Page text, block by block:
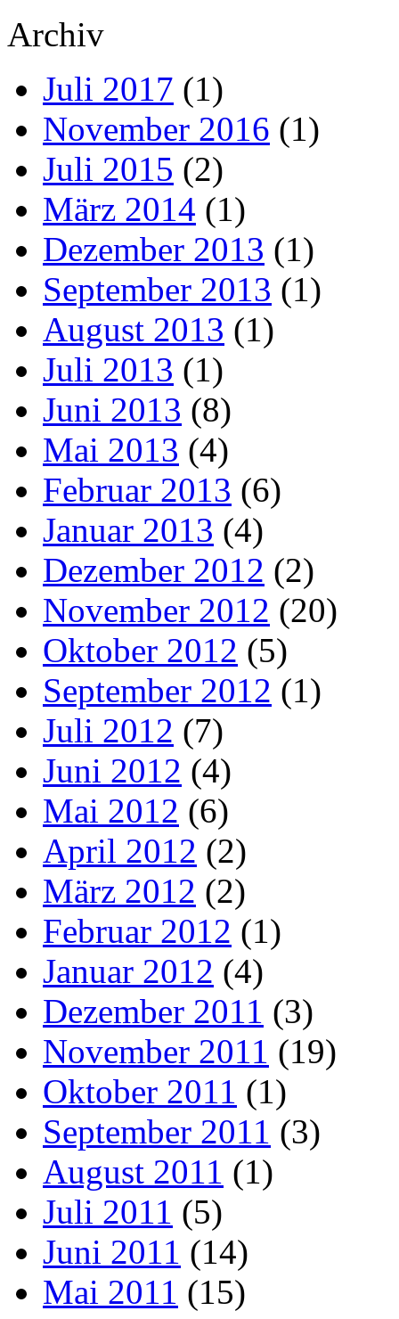
Archiv
Juli 2017 (1)
November 2016 (1)
Juli 2015 (2)
März 2014 (1)
Dezember 2013 (1)
September 2013 (1)
August 2013 (1)
Juli 2013 (1)
Juni 2013 (8)
Mai 2013 (4)
Februar 2013 (6)
Januar 2013 (4)
Dezember 2012 (2)
November 2012 (20)
Oktober 2012 (5)
September 2012 (1)
Juli 2012 (7)
Juni 2012 (4)
Mai 2012 (6)
April 2012 (2)
März 2012 (2)
Februar 2012 (1)
Januar 2012 (4)
Dezember 2011 (3)
November 2011 (19)
Oktober 2011 (1)
September 2011 (3)
August 2011 (1)
Juli 2011 (5)
Juni 2011 (14)
Mai 2011 (15)